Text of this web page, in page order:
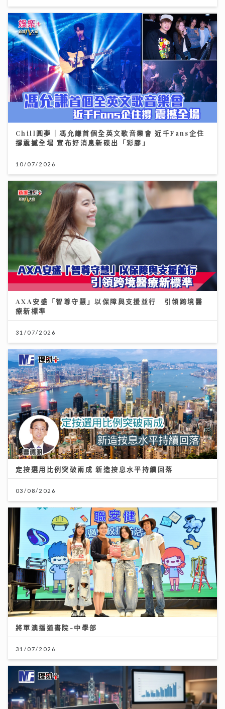
Chill圓夢｜馮允謙首個全英文歌音樂會 近千Fans企住
撐震撼全場 宣布好消息新碟出「彩膠」
10/07/2026
AXA安盛「智尊守慧」以保障與支援並行 引領跨境醫
療新標準
31/07/2026
定按選用比例突破兩成 新造按息水平持續回落
03/08/2026
將軍澳播道書院-中學部
31/07/2026